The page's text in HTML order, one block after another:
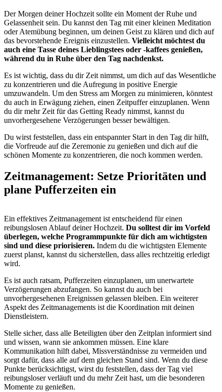
Der Morgen deiner Hochzeit sollte ein Moment der Ruhe und
Gelassenheit sein. Du kannst den Tag mit einer kleinen Meditation
oder Atemübung beginnen, um deinen Geist zu klären und dich auf
das bevorstehende Ereignis einzustellen. Vielleicht möchtest du
auch eine Tasse deines Lieblingstees oder -kaffees genießen,
während du in Ruhe über den Tag nachdenkst.
Es ist wichtig, dass du dir Zeit nimmst, um dich auf das Wesentliche
zu konzentrieren und die Aufregung in positive Energie
umzuwandeln. Um den Stress am Morgen zu minimieren, könntest
du auch in Erwägung ziehen, einen Zeitpuffer einzuplanen. Wenn
du dir mehr Zeit für das Getting Ready nimmst, kannst du
unvorhergesehene Verzögerungen besser bewältigen.
Du wirst feststellen, dass ein entspannter Start in den Tag dir hilft,
die Vorfreude auf die Zeremonie zu genießen und dich auf die
schönen Momente zu konzentrieren, die noch kommen werden.
Zeitmanagement: Setze Prioritäten und
plane Pufferzeiten ein
Ein effektives Zeitmanagement ist entscheidend für einen
reibungslosen Ablauf deiner Hochzeit. Du solltest dir im Vorfeld
überlegen, welche Programmpunkte für dich am wichtigsten
sind und diese priorisieren. Indem du die wichtigsten Elemente
zuerst planst, kannst du sicherstellen, dass alles rechtzeitig erledigt
wird.
Es ist auch ratsam, Pufferzeiten einzuplanen, um unerwartete
Verzögerungen abzufangen. So kannst du auch bei
unvorhergesehenen Ereignissen gelassen bleiben. Ein weiterer
Aspekt des Zeitmanagements ist die Koordination mit deinen
Dienstleistern.
Stelle sicher, dass alle Beteiligten über den Zeitplan informiert sind
und wissen, wann sie ankommen müssen. Eine klare
Kommunikation hilft dabei, Missverständnisse zu vermeiden und
sorgt dafür, dass alle auf dem gleichen Stand sind. Wenn du diese
Punkte berücksichtigst, wirst du feststellen, dass der Tag viel
reibungsloser verläuft und du mehr Zeit hast, um die besonderen
Momente zu genießen.